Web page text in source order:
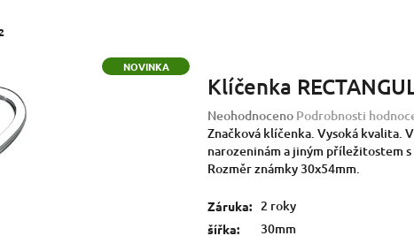
NOVINKA
Klíčenka
Průměrné
hodnocení
produktu
je
z
5
Neohodnoceno Podrobnosti
Značková klíčenka. Vysoká kvalita.
narozeninám a jiným příležitostem
Rozměr známky 30x54mm.
Záruka: 2 roky
šířka: 30mm